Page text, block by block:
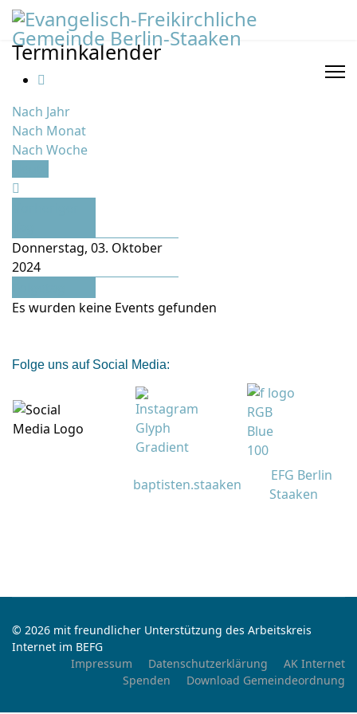
Terminkalender
Nach Jahr
Nach Monat
Nach Woche
Donnerstag, 03. Oktober
2024
Es wurden keine Events gefunden
Folge uns auf Social Media:
baptisten.staaken
EFG Berlin
Staaken
© 2026 mit freundlicher Unterstützung des Arbeitskreis
Internet im BEFG
Impressum
Datenschutzerklärung
AK Internet
Spenden
Download Gemeindeordnung